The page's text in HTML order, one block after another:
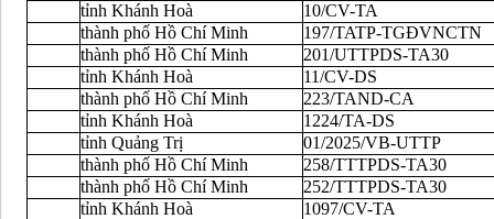
tỉnh Khánh Hoà
10/CV-TA
thành phố Hồ Chí Minh
197/TATP-TGĐVNCTN
thành phố Hồ Chí Minh
201/UTTPDS-TA30
tỉnh Khánh Hoà
11/CV-DS
thành phố Hồ Chí Minh
223/TAND-CA
tỉnh Khánh Hoà
1224/TA-DS
tỉnh Quảng Trị
01/2025/VB-UTTP
thành phố Hồ Chí Minh
258/TTTPDS-TA30
thành phố Hồ Chí Minh
252/TTTPDS-TA30
tỉnh Khánh Hoà
1097/CV-TA